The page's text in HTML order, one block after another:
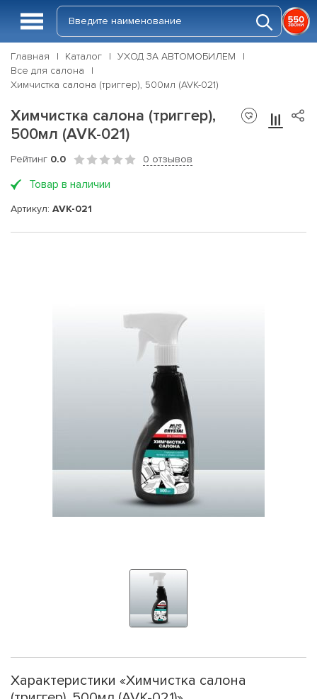
Главная Каталог
УХОД ЗА АВТОМОБИЛЕМ
Все для салона
Химчистка салона (триггер), 500мл (AVK-021)
Химчистка салона (триггер),
500мл (AVK-021)
Рейтинг 0.0 0 отзывов
Товар в наличии
Артикул: AVK-021
Характеристики «Химчистка салона